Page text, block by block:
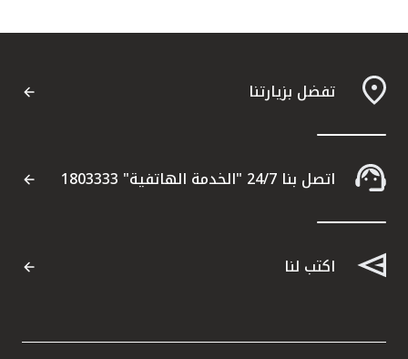
تفضل بزيارتنا
اتصل بنا 24/7 "الخدمة الهاتفية" 1803333
اكتب لنا